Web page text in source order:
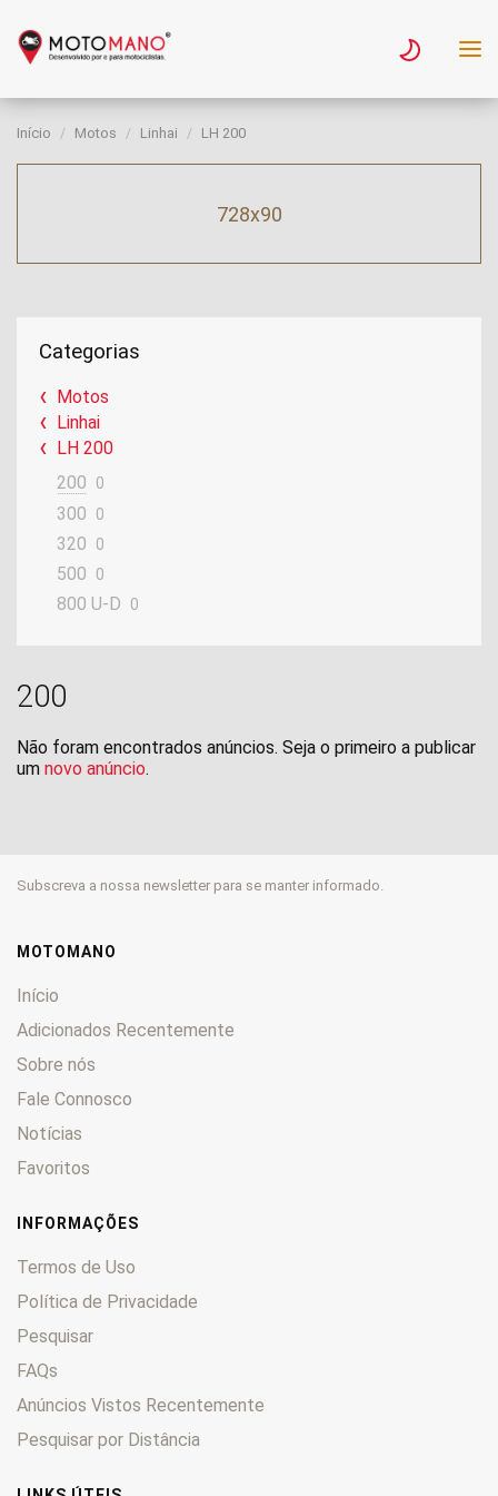
Início Motos Linhai LH 200
728x90
Categorias
Motos
Linhai
LH 200
200
0
300 0
320 0
500 0
800 U-D 0
200
Não foram encontrados anúncios. Seja o primeiro a publicar
um novo anúncio.
Subscreva a nossa newsletter para se manter informado.
MOTOMANO
Início
Adicionados Recentemente
Sobre nós
Fale Connosco
Notícias
Favoritos
INFORMAÇÕES
Termos de Uso
Política de Privacidade
Pesquisar
FAQs
Anúncios Vistos Recentemente
Pesquisar por Distância